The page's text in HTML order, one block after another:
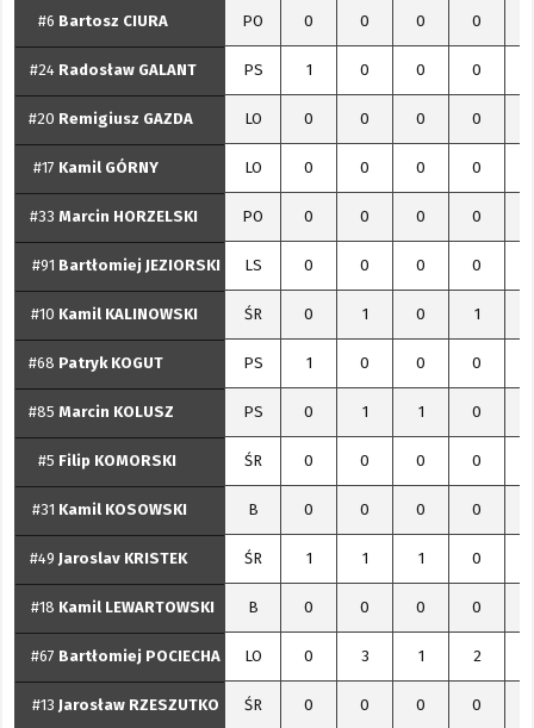
#6 Bartosz CIURA PO 0 0 0 0
#24 Radosław GALANT PS 1 0 0 0
#20 Remigiusz GAZDA LO 0 0 0 0
#17 Kamil GÓRNY LO 0 0 0 0
#33 Marcin HORZELSKI PO 0 0 0 0
#91 Bartłomiej JEZIORSKI LS 0 0 0 0
#10 Kamil KALINOWSKI ŚR 0 1 0 1
#68 Patryk KOGUT PS 1 0 0 0
#85 Marcin KOLUSZ PS 0 1 1 0
#5 Filip KOMORSKI ŚR 0 0 0 0
#31 Kamil KOSOWSKI B 0 0 0 0
#49 Jaroslav KRISTEK ŚR 1 1 1 0
#18 Kamil LEWARTOWSKI B 0 0 0 0
#67 Bartłomiej POCIECHA LO 0 3 1 2
#13 Jarosław RZESZUTKO ŚR 0 0 0 0